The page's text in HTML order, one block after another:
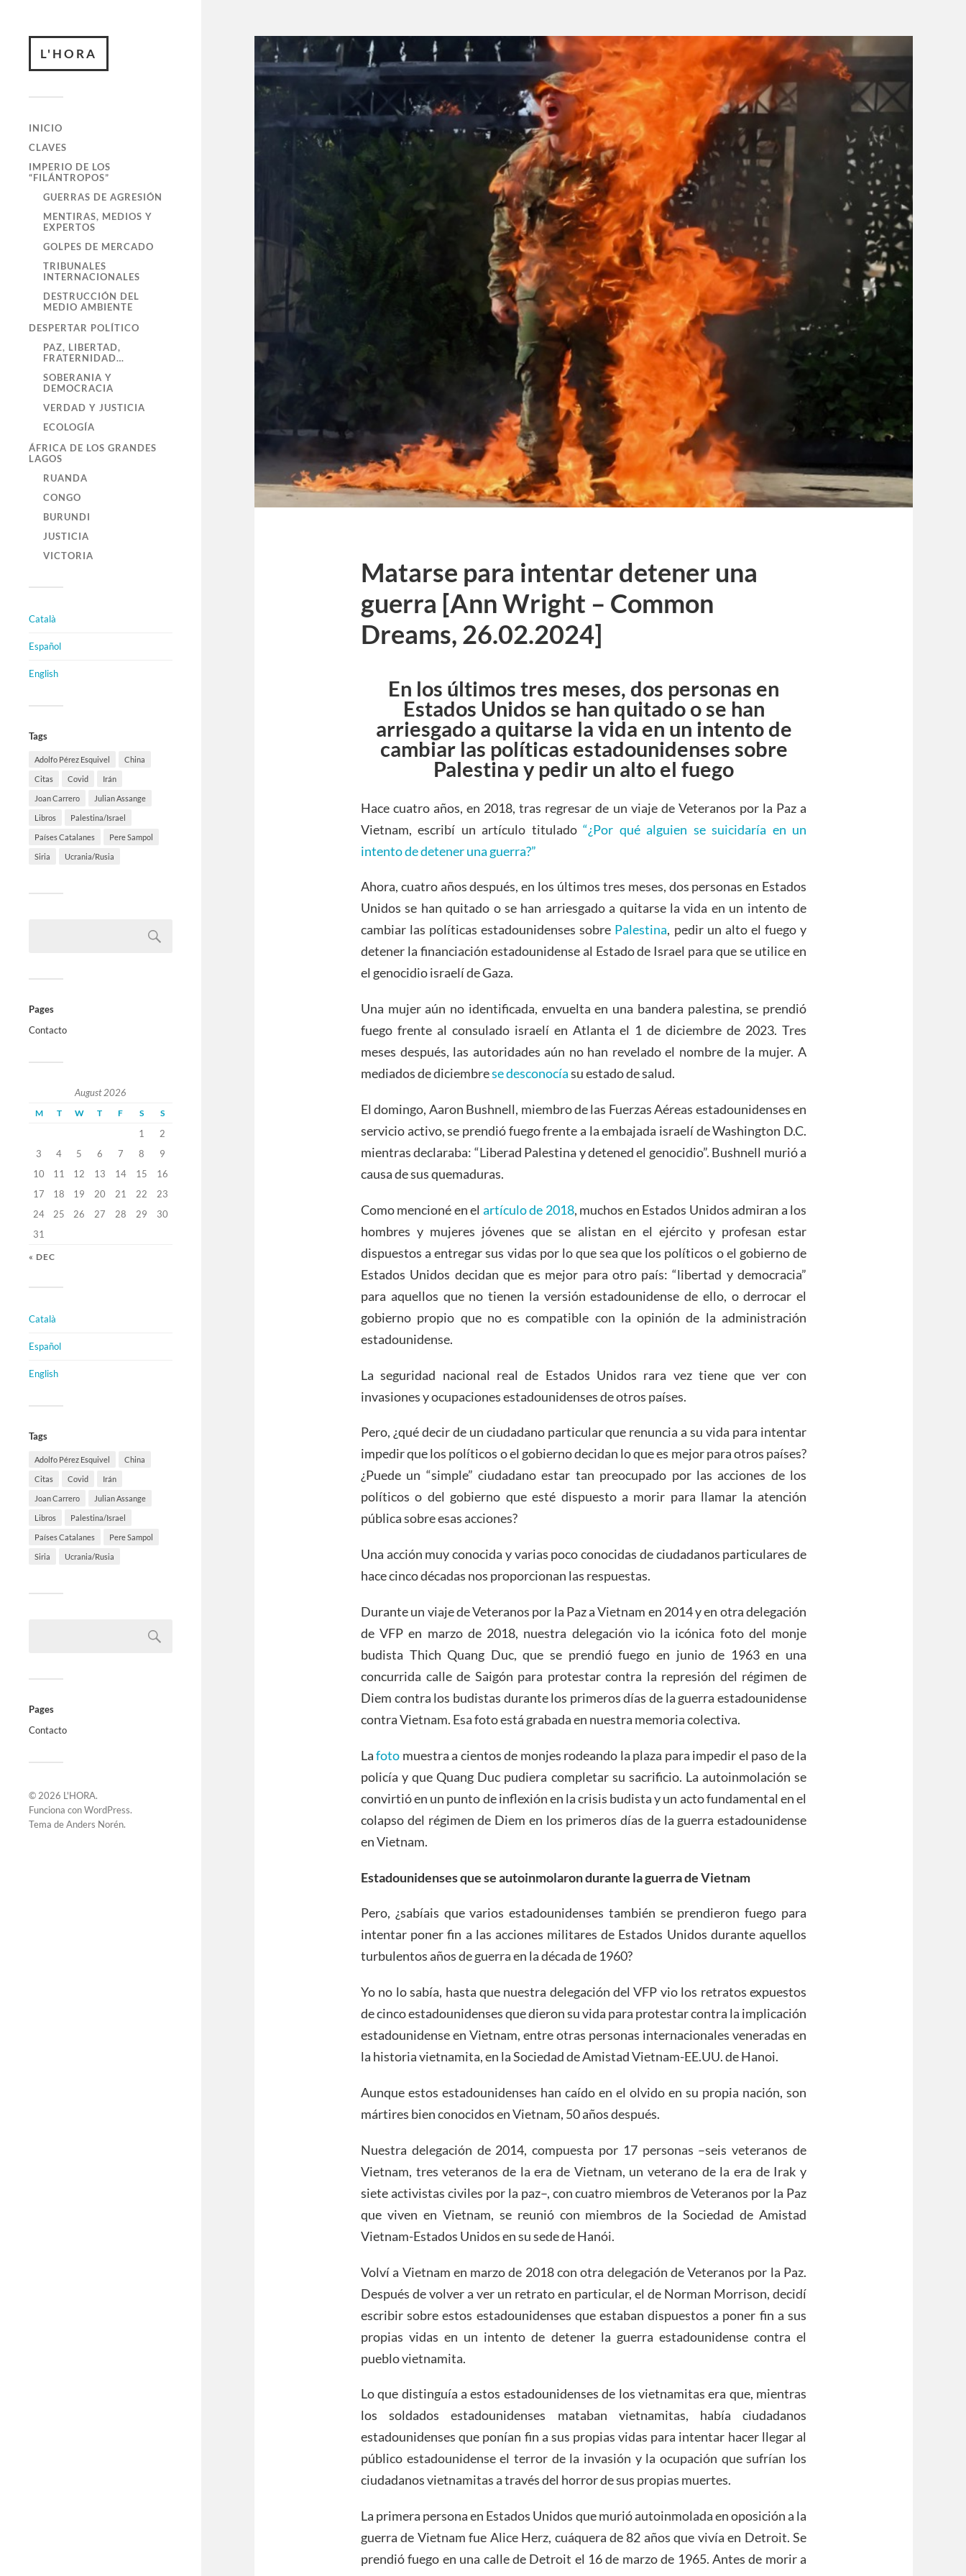
L'HORA
INICIO
CLAVES
IMPERIO DE LOS
“FILÁNTROPOS”
GUERRAS DE AGRESIÓN
MENTIRAS, MEDIOS Y
EXPERTOS
GOLPES DE MERCADO
TRIBUNALES
INTERNACIONALES
DESTRUCCIÓN DEL
MEDIO AMBIENTE
DESPERTAR POLÍTICO
PAZ, LIBERTAD,
FRATERNIDAD…
SOBERANIA Y
DEMOCRACIA
VERDAD Y JUSTICIA
ECOLOGÍA
ÁFRICA DE LOS GRANDES
LAGOS
RUANDA
CONGO
BURUNDI
JUSTICIA
VICTORIA
Català
Español
English
Tags
Adolfo Pérez Esquivel China
Citas Covid Irán
Joan Carrero Julian Assange
Libros Palestina/Israel
Países Catalanes Pere Sampol
Siria Ucrania/Rusia
Pages
Contacto
August 2026
M T W T F S S
1
2
3
4 5 6 7 8
9
10
11 12 13 14 15
16
17
18 19 20 21 22
23
24
25 26 27 28 29
30
31
« DEC
Català
Español
English
Tags
Adolfo Pérez Esquivel China
Citas Covid Irán
Joan Carrero Julian Assange
Libros Palestina/Israel
Países Catalanes Pere Sampol
Siria Ucrania/Rusia
Pages
Contacto
© 2026 L'HORA.
Funciona conWordPress.
Tema deAnders Norén.
Matarse para intentar detener una
guerra [Ann Wright – Common
Dreams, 26.02.2024]
En los últimos tres meses, dos personas en
Estados Unidos se han quitado o se han
arriesgado a quitarse la vida en un intento de
cambiar las políticas estadounidenses sobre
Palestina y pedir un alto el fuego
Hace cuatro años, en 2018, tras regresar de un viaje de Veteranos por la Paz a
Vietnam, escribí un artículo titulado“¿Por qué alguien se suicidaría en un
intento de detener una guerra?”
Ahora, cuatro años después, en los últimos tres meses, dos personas en Estados
Unidos se han quitado o se han arriesgado a quitarse la vida en un intento de
cambiar las políticas estadounidenses sobre Palestina, pedir un alto el fuego y
detener la financiación estadounidense al Estado de Israel para que se utilice en
el genocidio israelí de Gaza.
Una mujer aún no identificada, envuelta en una bandera palestina, se prendió
fuego frente al consulado israelí en Atlanta el 1 de diciembre de 2023. Tres
meses después, las autoridades aún no han revelado el nombre de la mujer. A
mediados de diciembrese desconocíasu estado de salud.
El domingo, Aaron Bushnell, miembro de las Fuerzas Aéreas estadounidenses en
servicio activo, se prendió fuego frente a la embajada israelí de Washington D.C.
mientras declaraba: “Liberad Palestina y detened el genocidio”. Bushnell murió a
causa de sus quemaduras.
Como mencioné en el artículo de 2018, muchos en Estados Unidos admiran a los
hombres y mujeres jóvenes que se alistan en el ejército y profesan estar
dispuestos a entregar sus vidas por lo que sea que los políticos o el gobierno de
Estados Unidos decidan que es mejor para otro país: “libertad y democracia”
para aquellos que no tienen la versión estadounidense de ello, o derrocar el
gobierno propio que no es compatible con la opinión de la administración
estadounidense.
La seguridad nacional real de Estados Unidos rara vez tiene que ver con
invasiones y ocupaciones estadounidenses de otros países.
Pero, ¿qué decir de un ciudadano particular que renuncia a su vida para intentar
impedir que los políticos o el gobierno decidan lo que es mejor para otros países?
¿Puede un “simple” ciudadano estar tan preocupado por las acciones de los
políticos o del gobierno que esté dispuesto a morir para llamar la atención
pública sobre esas acciones?
Una acción muy conocida y varias poco conocidas de ciudadanos particulares de
hace cinco décadas nos proporcionan las respuestas.
Durante un viaje de Veteranos por la Paz a Vietnam en 2014 y en otra delegación
de VFP en marzo de 2018, nuestra delegación vio la icónica foto del monje
budista Thich Quang Duc, que se prendió fuego en junio de 1963 en una
concurrida calle de Saigón para protestar contra la represión del régimen de
Diem contra los budistas durante los primeros días de la guerra estadounidense
contra Vietnam. Esa foto está grabada en nuestra memoria colectiva.
Lafoto muestra a cientos de monjes rodeando la plaza para impedir el paso de la
policía y que Quang Duc pudiera completar su sacrificio. La autoinmolación se
convirtió en un punto de inflexión en la crisis budista y un acto fundamental en el
colapso del régimen de Diem en los primeros días de la guerra estadounidense
en Vietnam.
Estadounidenses que se autoinmolaron durante la guerra de Vietnam
Pero, ¿sabíais que varios estadounidenses también se prendieron fuego para
intentar poner fin a las acciones militares de Estados Unidos durante aquellos
turbulentos años de guerra en la década de 1960?
Yo no lo sabía, hasta que nuestra delegación del VFP vio los retratos expuestos
de cinco estadounidenses que dieron su vida para protestar contra la implicación
estadounidense en Vietnam, entre otras personas internacionales veneradas en
la historia vietnamita, en la Sociedad de Amistad Vietnam-EE.UU. de Hanoi.
Aunque estos estadounidenses han caído en el olvido en su propia nación, son
mártires bien conocidos en Vietnam, 50 años después.
Nuestra delegación de 2014, compuesta por 17 personas –seis veteranos de
Vietnam, tres veteranos de la era de Vietnam, un veterano de la era de Irak y
siete activistas civiles por la paz–, con cuatro miembros de Veteranos por la Paz
que viven en Vietnam, se reunió con miembros de la Sociedad de Amistad
Vietnam-Estados Unidos en su sede de Hanói.
Volví a Vietnam en marzo de 2018 con otra delegación de Veteranos por la Paz.
Después de volver a ver un retrato en particular, el de Norman Morrison, decidí
escribir sobre estos estadounidenses que estaban dispuestos a poner fin a sus
propias vidas en un intento de detener la guerra estadounidense contra el
pueblo vietnamita.
Lo que distinguía a estos estadounidenses de los vietnamitas era que, mientras
los soldados estadounidenses mataban vietnamitas, había ciudadanos
estadounidenses que ponían fin a sus propias vidas para intentar hacer llegar al
público estadounidense el terror de la invasión y la ocupación que sufrían los
ciudadanos vietnamitas a través del horror de sus propias muertes.
La primera persona en Estados Unidos que murió autoinmolada en oposición a la
guerra de Vietnam fue Alice Herz, cuáquera de 82 años que vivía en Detroit. Se
prendió fuego en una calle de Detroit el 16 de marzo de 1965. Antes de morir a